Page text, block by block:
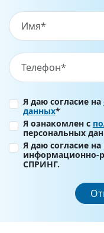
Я даю согласие на
данных*
Я ознакомлен с
персональных
Я даю согласие
информационно-
СПРИНГ.